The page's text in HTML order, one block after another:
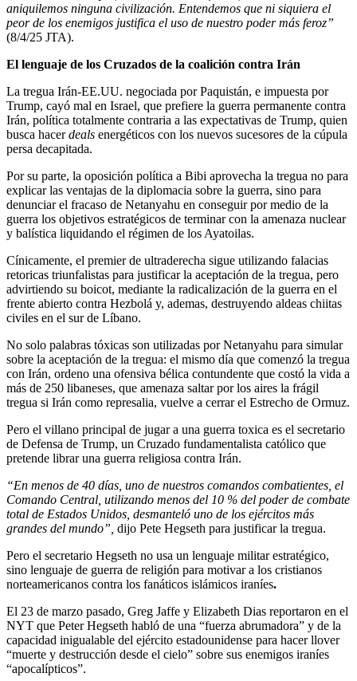
aniquilemos ninguna civilización. Entendemos que ni siquiera el
peor de los enemigos justifica el uso de nuestro poder más feroz”
(8/4/25 JTA).
El lenguaje de los Cruzados de la coalición contra Irán
La tregua Irán-EE.UU. negociada por Paquistán, e impuesta por
Trump, cayó mal en Israel, que prefiere la guerra permanente contra
Irán, política totalmente contraria a las expectativas de Trump, quien
busca hacerdeals energéticos con los nuevos sucesores de la cúpula
persa decapitada.
Por su parte, la oposición política a Bibi aprovecha la tregua no para
explicar las ventajas de la diplomacia sobre la guerra, sino para
denunciar el fracaso de Netanyahu en conseguir por medio de la
guerra los objetivos estratégicos de terminar con la amenaza nuclear
y balística liquidando el régimen de los Ayatoilas.
Cínicamente, el premier de ultraderecha sigue utilizando falacias
retoricas triunfalistas para justificar la aceptación de la tregua, pero
advirtiendo su boicot, mediante la radicalización de la guerra en el
frente abierto contra Hezbolá y, ademas, destruyendo aldeas chiitas
civiles en el sur de Líbano.
No solo palabras tóxicas son utilizadas por Netanyahu para simular
sobre la aceptación de la tregua: el mismo día que comenzó la tregua
con Irán, ordeno una ofensiva bélica contundente que costó la vida a
más de 250 libaneses, que amenaza saltar por los aires la frágil
tregua si Irán como represalia, vuelve a cerrar el Estrecho de Ormuz.
Pero el villano principal de jugar a una guerra toxica es el secretario
de Defensa de Trump, un Cruzado fundamentalista católico que
pretende librar una guerra religiosa contra Irán.
“En menos de 40 días, uno de nuestros comandos combatientes, el
Comando Central, utilizando menos del 10 % del poder de combate
total de Estados Unidos, desmanteló uno de los ejércitos más
grandes del mundo”, dijo Pete Hegseth para justificar la tregua.
Pero el secretario Hegseth no usa un lenguaje militar estratégico,
sino lenguaje de guerra de religión para motivar a los cristianos
norteamericanos contra los fanáticos islámicos iraníes.
El 23 de marzo pasado, Greg Jaffe y Elizabeth Dias reportaron en el
NYT que Peter Hegseth habló de una “fuerza abrumadora” y de la
capacidad inigualable del ejército estadounidense para hacer llover
“muerte y destrucción desde el cielo” sobre sus enemigos iraníes
“apocalípticos”.